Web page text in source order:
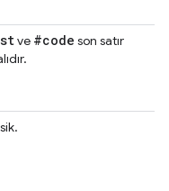
ve #code son satır